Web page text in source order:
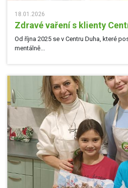
18.01.2026
Zdravé vaření s klienty
Od října 2025 se v Centru Duha, které
mentálně...